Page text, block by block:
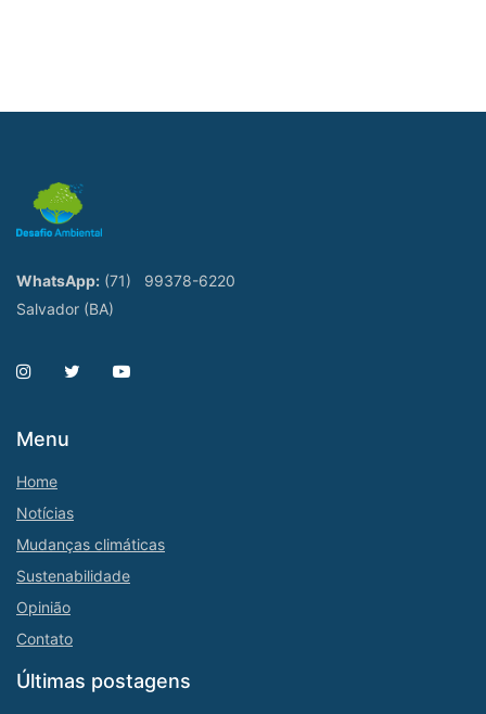
WhatsApp: (71)
99378-6220
Salvador (BA)
Menu
Home
Notícias
Mudanças climáticas
Sustenabilidade
Opinião
Contato
Últimas postagens